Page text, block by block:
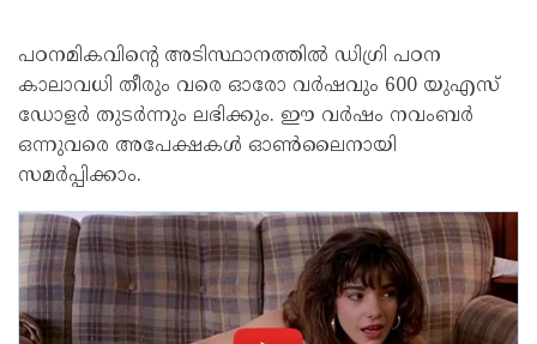
പഠനമികവിന്റെ അടിസ്ഥാനത്തില്‍ ഡിഗ്രി പഠന
കാലാവധി തീരും വരെ ഓരോ വര്‍ഷവും 600 യുഎസ്
ഡോളര്‍ തുടര്‍ന്നും ലഭിക്കും. ഈ വര്‍ഷം നവംബര്‍
ഒന്നുവരെ അപേക്ഷകള്‍ ഓണ്‍ലൈനായി
സമര്‍പ്പിക്കാം.